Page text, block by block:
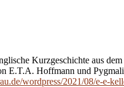
Kurzgeschichte aus
E.T.A. Hoffmann und
wordpress/2021/08/e-e-